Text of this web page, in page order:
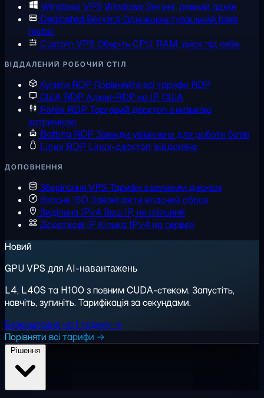
Windows VPS Windows Server, повний адмін
Dedicated Servers Однокористувацький bare
metal
Custom VPS Оберіть CPU, RAM, диск під себе
ВІДДАЛЕНИЙ РОБОЧИЙ СТІЛ
Купити RDP Порівняйте всі тарифи RDP
США RDP Адмін-RDP на IP США
Forex RDP Торговий десктоп з низькою
затримкою
Botting RDP Завжди увімкнено для роботи ботів
Linux RDP Linux-десктоп, віддалено
ДОПОВНЕННЯ
Зберігання VPS Тарифи з великим диском
Власне ISO Завантажте власний образ
Виділена IPv4 Ваш IP, не спільний
Додаткові IP Кілька IPv4 на сервер
Новий
GPU VPS для AI-навантажень
L4, L40S та H100 з повним CUDA-стеком. Запустіть,
навчіть, зупиніть. Тарифікація за секундами.
Безкоштовно на 1 годину →
Порівняти всі тарифи →